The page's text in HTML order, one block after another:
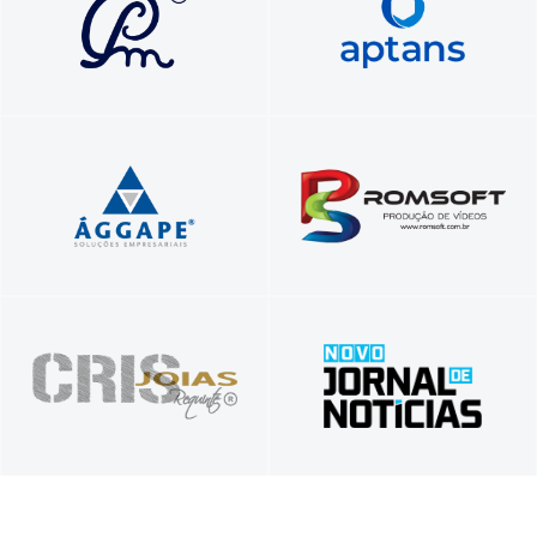
Soluções que transformam vidas e
carreiras com propósito e autenticidade
Foque no seu negócio.​ Nós cuidamos do
seu servidor​.
Profissionais unidos a serviço do seu
sucesso!
Vídeos comerciais, institucionais e para
treinamentos corporativos
Presente nos seus melhores momentos
Tradição em Informar, Inovação em
Comunicar